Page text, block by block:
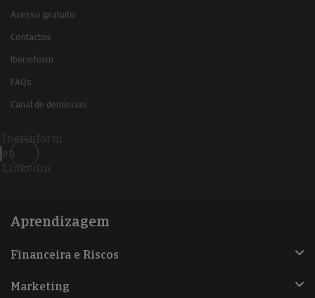
Acesso gratuito
Contactos
Iberinform
FAQs
Canal de denúncias
Iberinform
en
Linkedin
Aprendizagem
Financeira e Riscos
Marketing